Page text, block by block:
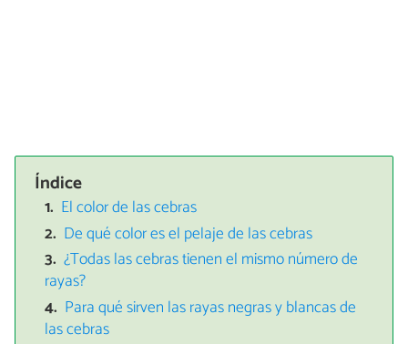
Índice
El color de las cebras
De qué color es el pelaje de las cebras
¿Todas las cebras tienen el mismo número de
rayas?
Para qué sirven las rayas negras y blancas de
las cebras